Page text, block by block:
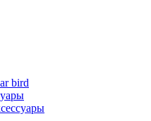
bird